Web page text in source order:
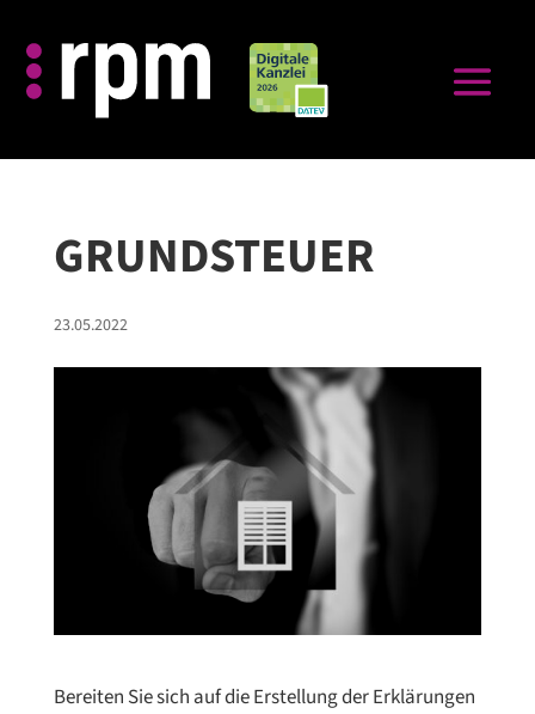
GRUNDSTEUER
23.05.2022
Bereiten Sie sich auf die Erstellung der Erklärungen